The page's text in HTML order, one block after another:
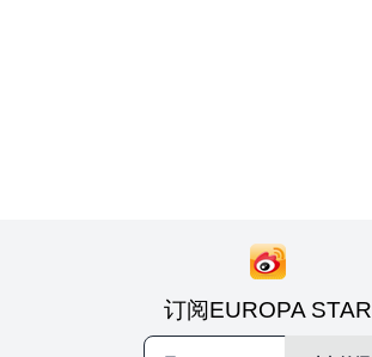
订阅EUROPA STAR